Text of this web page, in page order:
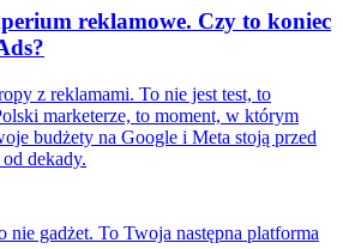
reklamowe. Czy to koniec
z reklamami. To nie jest test, to
marketerze, to moment, w którym
budżety na Google i Meta stoją przed
dekady.